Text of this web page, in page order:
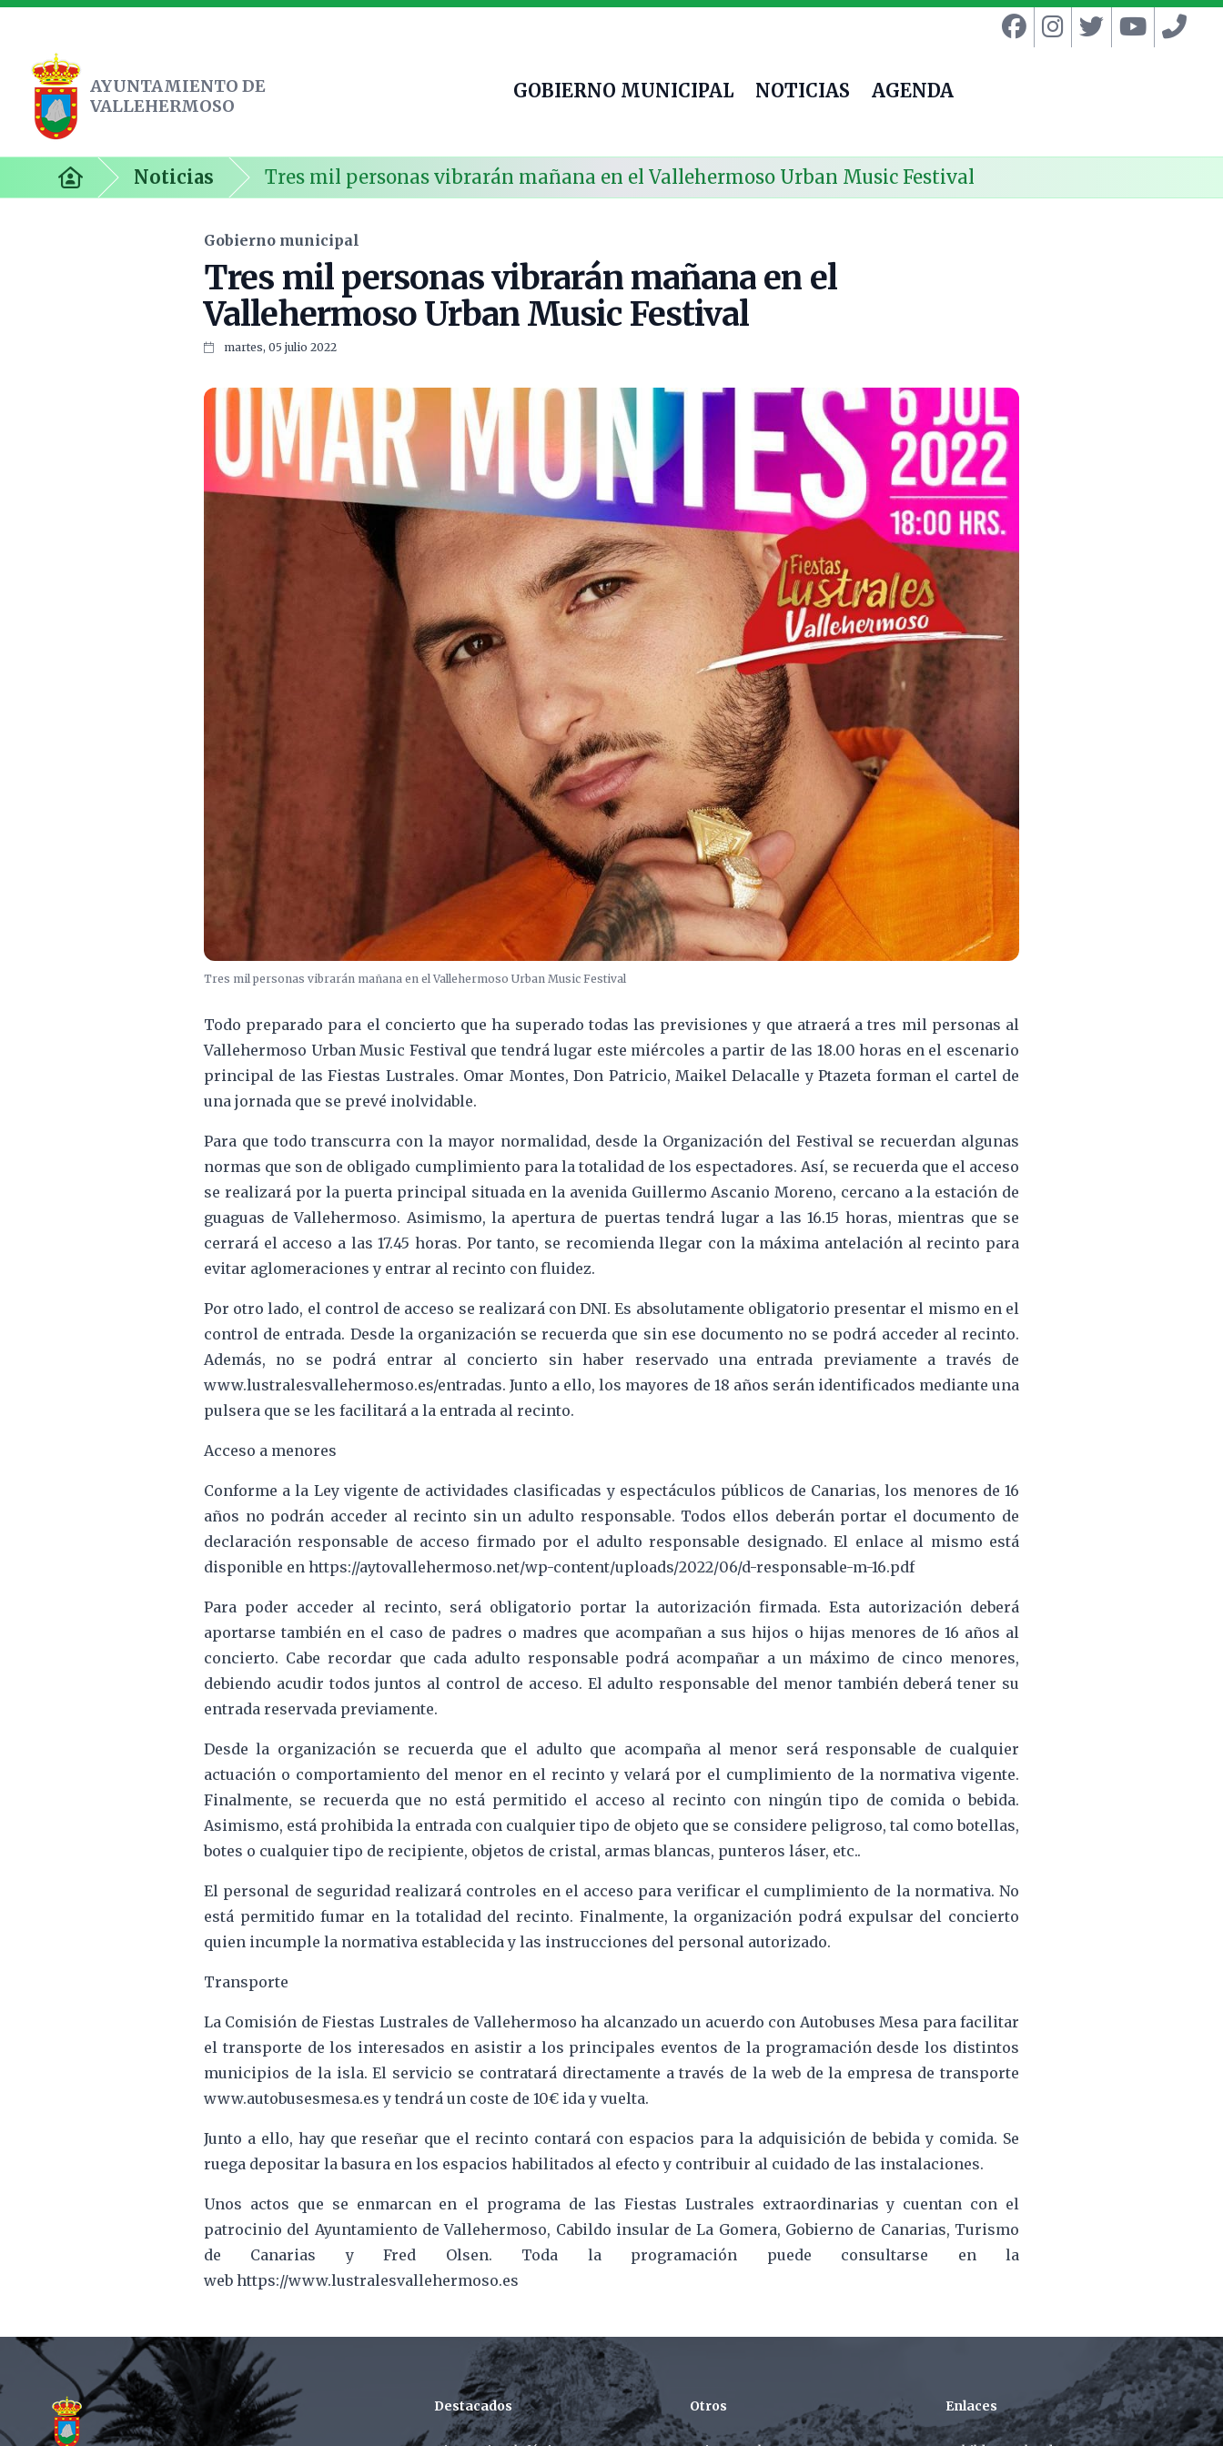
Ayuntamiento de Vallehermoso
AYUNTAMIENTO DE
VALLEHERMOSO
GOBIERNO MUNICIPAL NOTICIAS AGENDA
Inicio Noticias Tres mil personas vibrarán mañana en el Vallehermoso Urban Music Festival
Gobierno municipal
Tres mil personas vibrarán mañana en el
Vallehermoso Urban Music Festival
martes, 05 julio 2022
Tres mil personas vibrarán mañana en el Vallehermoso Urban Music Festival
Todo preparado para el concierto que ha superado todas las previsiones y que atraerá a tres mil personas al
Vallehermoso Urban Music Festival que tendrá lugar este miércoles a partir de las 18.00 horas en el escenario
principal de las Fiestas Lustrales. Omar Montes, Don Patricio, Maikel Delacalle y Ptazeta forman el cartel de
una jornada que se prevé inolvidable.
Para que todo transcurra con la mayor normalidad, desde la Organización del Festival se recuerdan algunas
normas que son de obligado cumplimiento para la totalidad de los espectadores. Así, se recuerda que el acceso
se realizará por la puerta principal situada en la avenida Guillermo Ascanio Moreno, cercano a la estación de
guaguas de Vallehermoso. Asimismo, la apertura de puertas tendrá lugar a las 16.15 horas, mientras que se
cerrará el acceso a las 17.45 horas. Por tanto, se recomienda llegar con la máxima antelación al recinto para
evitar aglomeraciones y entrar al recinto con fluidez.
Por otro lado, el control de acceso se realizará con DNI. Es absolutamente obligatorio presentar el mismo en el
control de entrada. Desde la organización se recuerda que sin ese documento no se podrá acceder al recinto.
Además, no se podrá entrar al concierto sin haber reservado una entrada previamente a través de
www.lustralesvallehermoso.es/entradas. Junto a ello, los mayores de 18 años serán identificados mediante una
pulsera que se les facilitará a la entrada al recinto.
Acceso a menores
Conforme a la Ley vigente de actividades clasificadas y espectáculos públicos de Canarias, los menores de 16
años no podrán acceder al recinto sin un adulto responsable. Todos ellos deberán portar el documento de
declaración responsable de acceso firmado por el adulto responsable designado. El enlace al mismo está
disponible en https://aytovallehermoso.net/wp-content/uploads/2022/06/d-responsable-m-16.pdf
Para poder acceder al recinto, será obligatorio portar la autorización firmada. Esta autorización deberá
aportarse también en el caso de padres o madres que acompañan a sus hijos o hijas menores de 16 años al
concierto. Cabe recordar que cada adulto responsable podrá acompañar a un máximo de cinco menores,
debiendo acudir todos juntos al control de acceso. El adulto responsable del menor también deberá tener su
entrada reservada previamente.
Desde la organización se recuerda que el adulto que acompaña al menor será responsable de cualquier
actuación o comportamiento del menor en el recinto y velará por el cumplimiento de la normativa vigente.
Finalmente, se recuerda que no está permitido el acceso al recinto con ningún tipo de comida o bebida.
Asimismo, está prohibida la entrada con cualquier tipo de objeto que se considere peligroso, tal como botellas,
botes o cualquier tipo de recipiente, objetos de cristal, armas blancas, punteros láser, etc..
El personal de seguridad realizará controles en el acceso para verificar el cumplimiento de la normativa. No
está permitido fumar en la totalidad del recinto. Finalmente, la organización podrá expulsar del concierto
quien incumple la normativa establecida y las instrucciones del personal autorizado.
Transporte
La Comisión de Fiestas Lustrales de Vallehermoso ha alcanzado un acuerdo con Autobuses Mesa para facilitar
el transporte de los interesados en asistir a los principales eventos de la programación desde los distintos
municipios de la isla. El servicio se contratará directamente a través de la web de la empresa de transporte
www.autobusesmesa.es y tendrá un coste de 10€ ida y vuelta.
Junto a ello, hay que reseñar que el recinto contará con espacios para la adquisición de bebida y comida. Se
ruega depositar la basura en los espacios habilitados al efecto y contribuir al cuidado de las instalaciones.
Unos actos que se enmarcan en el programa de las Fiestas Lustrales extraordinarias y cuentan con el
patrocinio del Ayuntamiento de Vallehermoso, Cabildo insular de La Gomera, Gobierno de Canarias, Turismo
de Canarias y Fred Olsen. Toda la programación puede consultarse en la
web https://www.lustralesvallehermoso.es
Footer
Destacados Otros Enlaces